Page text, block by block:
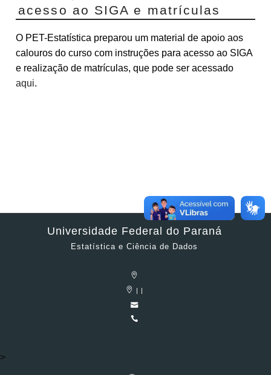
acesso ao SIGA e matrículas
O PET-Estatística preparou um material de apoio aos
calouros do curso com instruções para acesso ao SIGA
e realização de matrículas, que pode ser acessado
aqui.
Universidade Federal do Paraná
Estatística e Ciência de Dados
| |
>